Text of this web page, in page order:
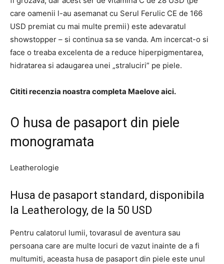
care oamenii l-au asemanat cu Serul Ferulic CE de 166
USD premiat cu mai multe premii) este adevaratul
showstopper – si continua sa se vanda. Am incercat-o si
face o treaba excelenta de a reduce hiperpigmentarea,
hidratarea si adaugarea unei „straluciri” pe piele.
Cititi recenzia noastra completa Maelove aici.
O husa de pasaport din piele
monogramata
Leatherologie
Husa de pasaport standard, disponibila
la Leatherology, de la 50 USD
Pentru calatorul lumii, tovarasul de aventura sau
persoana care are multe locuri de vazut inainte de a fi
multumiti, aceasta husa de pasaport din piele este unul